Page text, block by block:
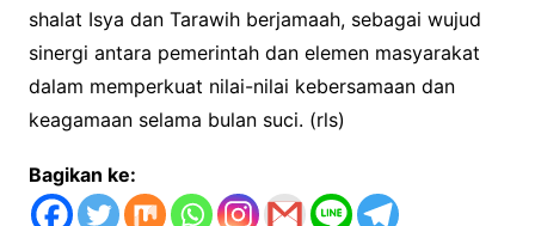
shalat Isya dan Tarawih berjamaah, sebagai wujud
sinergi antara pemerintah dan elemen masyarakat
dalam memperkuat nilai-nilai kebersamaan dan
keagamaan selama bulan suci. (rls)
Bagikan ke: